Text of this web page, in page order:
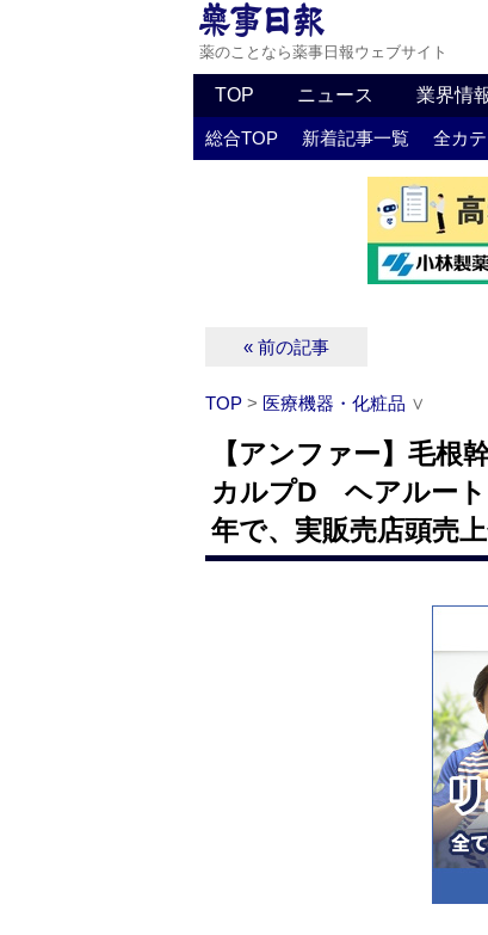
薬のことなら薬事日報ウェブサイト
TOP ニュース 業界情
総合TOP 新着記事一覧 全カ
« 前の記事
TOP > 医療機器・化粧品 ∨
【アンファー】毛根
カルプD ヘアルート
年で、実販売店頭売